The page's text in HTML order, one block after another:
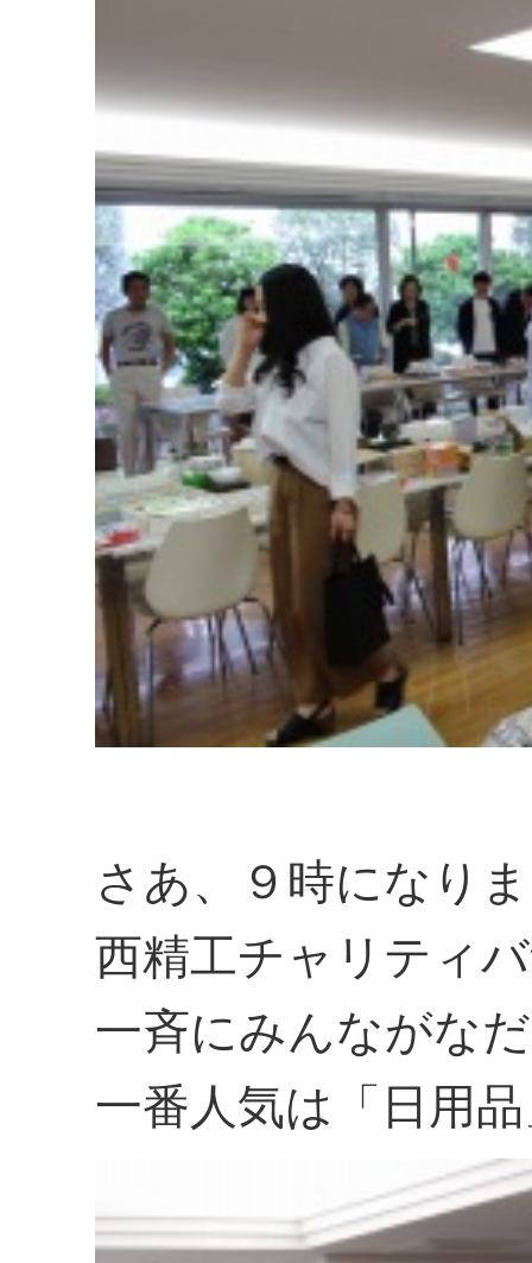
さあ、９時になり
西精工チャリティ
一斉にみんながな
一番人気は「日用